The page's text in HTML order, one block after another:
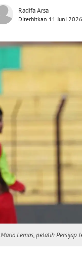
Radifa Arsa
Diterbitkan 11 Juni
Mario Lemos, pelatih Persijap